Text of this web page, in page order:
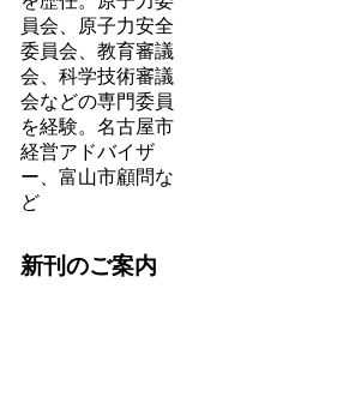
員会、原子力安全
委員会、教育審議
会、科学技術審議
会などの専門委員
を経験。名古屋市
経営アドバイザ
ー、富山市顧問な
ど
新刊のご案内